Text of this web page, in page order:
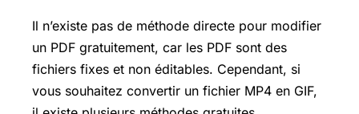
Il n’existe pas de méthode directe pour modifier
un PDF gratuitement, car les PDF sont des
fichiers fixes et non éditables. Cependant, si
vous souhaitez convertir un fichier MP4 en GIF,